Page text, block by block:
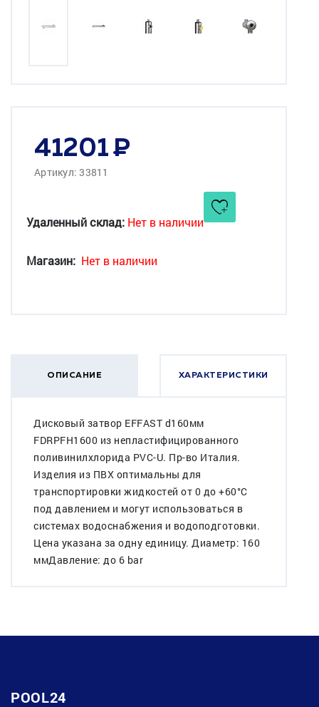
41201
Артикул: 33811
Удаленный склад: Нет в наличии
Магазин: Нет в наличии
ОПИСАНИЕ ХАРАКТЕРИСТИКИ
Дисковый затвор EFFAST d160мм
FDRPFH1600 из непластифицированного
поливинилхлорида PVC-U. Пр-во Италия.
Изделия из ПВХ оптимальны для
транспортировки жидкостей от 0 до +60°C
под давлением и могут использоваться в
системах водоснабжения и водоподготовки.
Цена указана за одну единицу. Диаметр: 160
ммДавление: до 6 bar
POOL24